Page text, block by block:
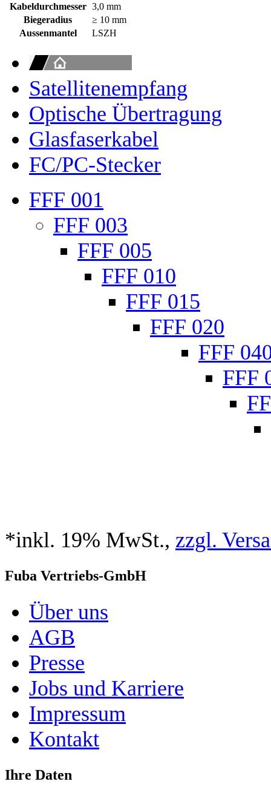
Kabeldurchmesser 3,0 mm
Biegeradius
≥ 10 mm
Aussenmantel
LSZH
Satellitenempfang
Optische Übertragung
Glasfaserkabel
FC/PC-Stecker
FFF 001
FFF 003
FFF 005
FFF 010
FFF 015
FFF 020
FFF
FFF
*inkl. 19% MwSt., zzgl.
Fuba Vertriebs-GmbH
Über uns
AGB
Presse
Jobs und Karriere
Impressum
Kontakt
Ihre Daten